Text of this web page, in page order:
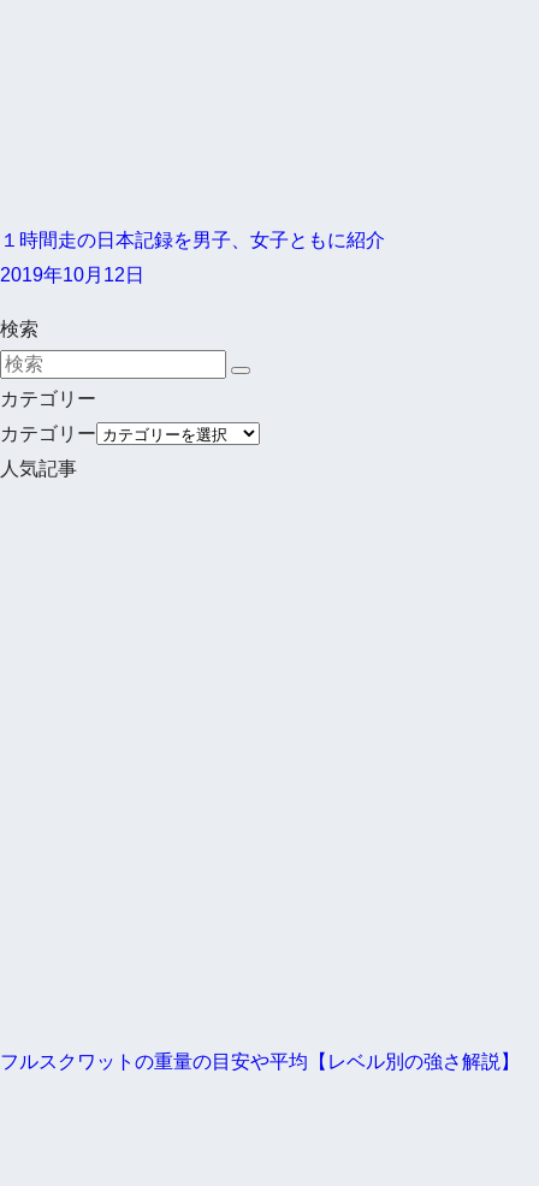
１時間走の日本記録を男子、女子ともに紹介
2019年10月12日
検索
カテゴリー
カテゴリー
人気記事
フルスクワットの重量の目安や平均【レベル別の強さ解説】